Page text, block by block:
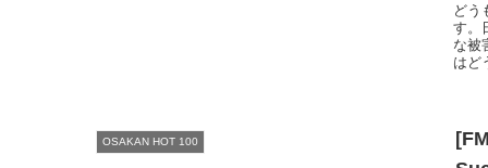
どう
す。
な被
はど
OSAKAN HOT 100